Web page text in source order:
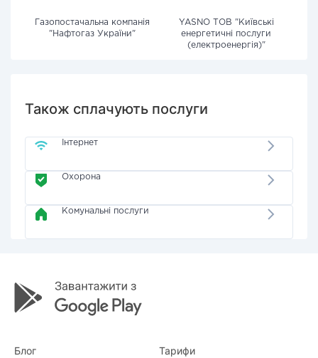
Газопостачальна компанія
"Нафтогаз України"
YASNO ТОВ "Київські
енергетичні послуги
(електроенергія)"
Також сплачують послуги
Інтернет
Охорона
Комунальні послуги
Блог Тарифи